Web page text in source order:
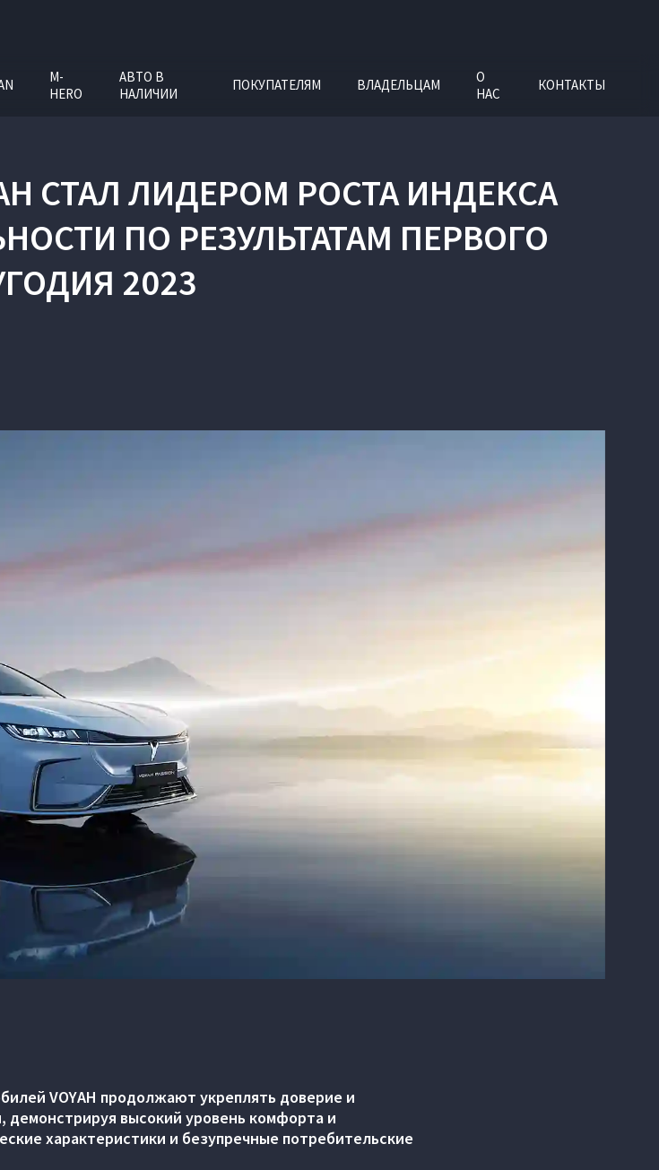
M-
HERO
АВТО В
НАЛИЧИИ
ПОКУПАТЕЛЯМ ВЛАДЕЛЬЦАМ
О
НАС
КОНТАКТЫ
СТАЛ ЛИДЕРОМ РОСТА ИНДЕКСА
ПО РЕЗУЛЬТАТАМ ПЕРВОГО
2023
VOYAH продолжают укреплять доверие и
демонстрируя высокий уровень комфорта и
характеристики и безупречные потребительские